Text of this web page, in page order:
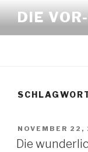
Inhalt
springen
DIE
AM
NOVEMBER 22,
Die